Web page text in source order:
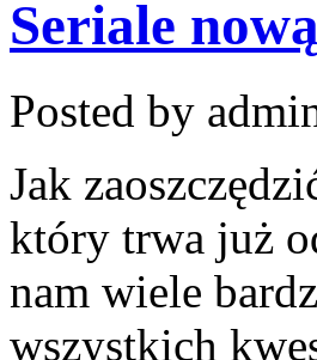
Seriale
Posted by
Jak
który trwa już
nam wiele
wszystkich